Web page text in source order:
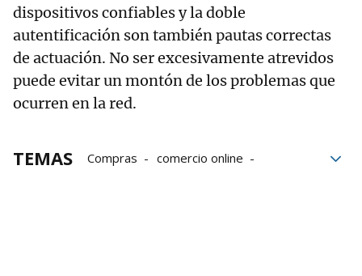
dispositivos confiables y la doble
autentificación son también pautas correctas
de actuación. No ser excesivamente atrevidos
puede evitar un montón de los problemas que
ocurren en la red.
TEMAS Compras
comercio online